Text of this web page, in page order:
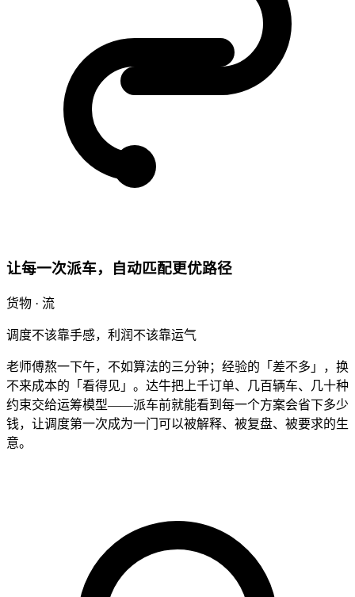
让每一次派车，自动匹配更优路径
货物 · 流
调度不该靠手感，利润不该靠运气
老师傅熬一下午，不如算法的三分钟；经验的「差不多」，换
不来成本的「看得见」。达牛把上千订单、几百辆车、几十种
约束交给运筹模型——派车前就能看到每一个方案会省下多少
钱，让调度第一次成为一门可以被解释、被复盘、被要求的生
意。